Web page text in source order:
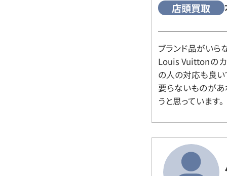
店頭買取
ブランド品がいら
Louis Vuittonの
の人の対応も良い
要らないものがあ
うと思っています。